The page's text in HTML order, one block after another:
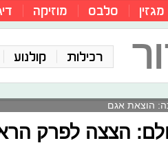
מגזין סלבס מוזיקה
רכילות קולנוע
הוצאת אגם
הצצה לפרק